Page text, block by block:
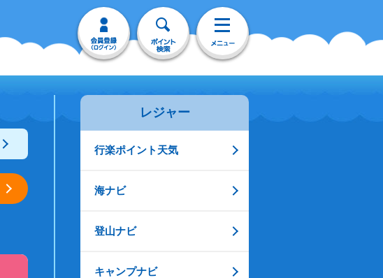
レジャー
行楽ポイント天気
海ナビ
登山ナビ
キャンプナビ